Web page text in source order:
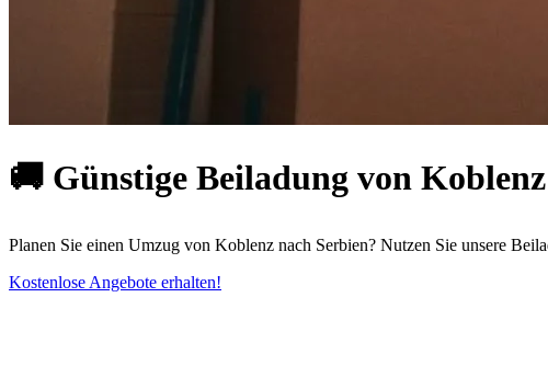
🚚 Günstige Beiladung von
Planen Sie einen Umzug von Koblenz nach Serbien? Nutzen Sie unsere
Kostenlose Angebote erhalten!